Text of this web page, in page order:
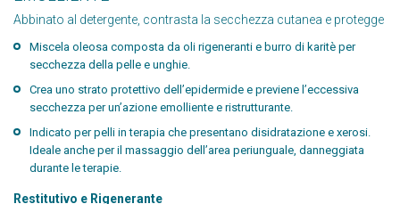
Abbinato al detergente, contrasta la secchezza cutanea e protegge
Miscela oleosa composta da oli rigeneranti e burro di karitè per
secchezza della pelle e unghie.
Crea uno strato protettivo dell’epidermide e previene l’eccessiva
secchezza per un’azione emolliente e ristrutturante.
Indicato per pelli in terapia che presentano disidratazione e xerosi.
Ideale anche per il massaggio dell’area periunguale, danneggiata
durante le terapie.
Restitutivo e Rigenerante